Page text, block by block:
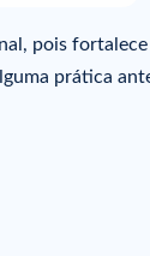
pois
prática